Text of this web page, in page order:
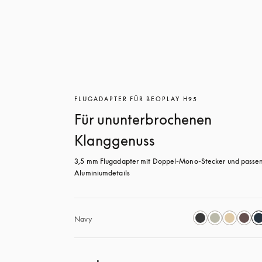
FLUGADAPTER FÜR BEOPLAY H95
Für ununterbrochenen
Klanggenuss
3,5 mm Flugadapter mit Doppel-Mono-Stecker und
Aluminiumdetails
Navy